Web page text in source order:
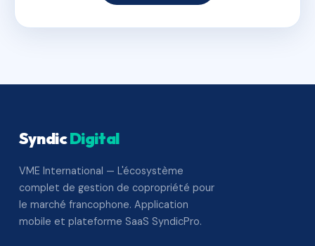
SyndicDigital
VME International — L'écosystème
complet de gestion de copropriété pour
le marché francophone. Application
mobile et plateforme SaaS SyndicPro.